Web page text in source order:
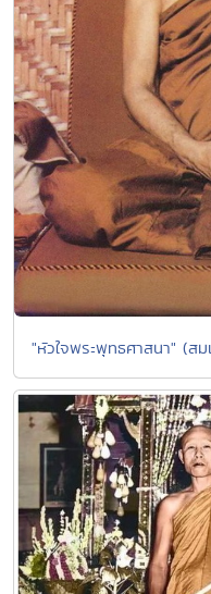
"หัวใจพระพุทธศาสนา" (สม